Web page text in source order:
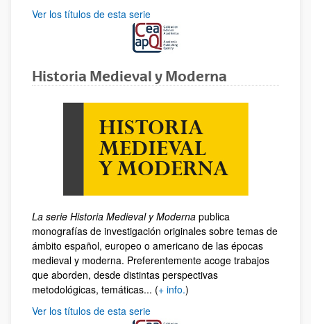
Ver los títulos de esta serie
Historia Medieval y Moderna
La serie Historia Medieval y Moderna publica
monografías de investigación originales sobre temas de
ámbito español, europeo o americano de las épocas
medieval y moderna. Preferentemente acoge trabajos
que aborden, desde distintas perspectivas
metodológicas, temáticas... (+ info.)
Ver los títulos de esta serie